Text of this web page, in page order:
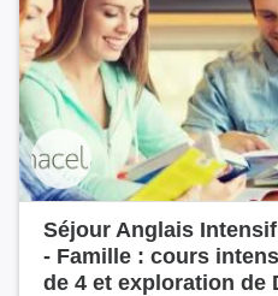
Séjour Anglais
- Famille : cours
de 4 et exploration de